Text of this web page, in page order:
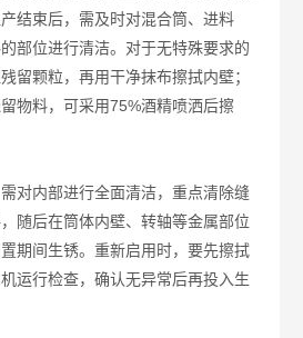
结束后，需及时对混合筒、进料
部位进行清洁。对于无特殊要求的
留颗粒，再用干净抹布擦拭内壁；
物料，可采用75%酒精喷洒后擦
内部进行全面清洁，重点清除缝
随后在筒体内壁、转轴等金属部位
期间生锈。重新启用时，要先擦拭
运行检查，确认无异常后再投入生